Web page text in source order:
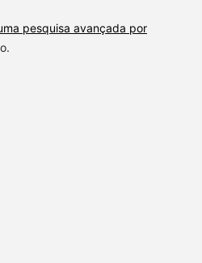
pesquisa avançada por